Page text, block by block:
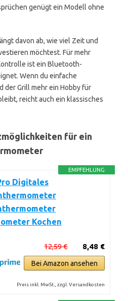
genügt ein Modell ohne
davon ab, wie viel Zeit und
möchtest. Für mehr
ist ein Bluetooth-
Wenn du einfache
der Grill mehr ein Hobby für
reicht auch ein klassisches
für ein
EMPFEHLUNG
Digitales
Kochen
8,48 €
12,59 €
Bei Amazon ansehen
Preis inkl. MwSt., zzgl. Versandkosten